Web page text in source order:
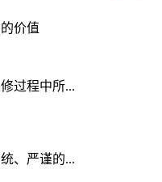
价值
过程中所...
、严谨的...